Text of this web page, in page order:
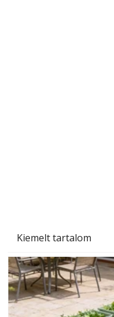
Kiemelt tartalom